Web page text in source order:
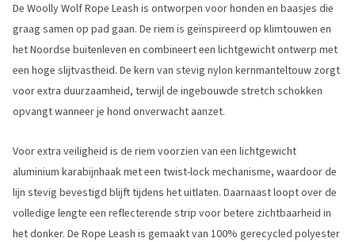
De Woolly Wolf Rope Leash is ontworpen voor honden en baasjes die
graag samen op pad gaan. De riem is geïnspireerd op klimtouwen en
het Noordse buitenleven en combineert een lichtgewicht ontwerp met
een hoge slijtvastheid. De kern van stevig nylon kernmanteltouw zorgt
voor extra duurzaamheid, terwijl de ingebouwde stretch schokken
opvangt wanneer je hond onverwacht aanzet.
Voor extra veiligheid is de riem voorzien van een lichtgewicht
aluminium karabijnhaak met een twist-lock mechanisme, waardoor de
lijn stevig bevestigd blijft tijdens het uitlaten. Daarnaast loopt over de
volledige lengte een reflecterende strip voor betere zichtbaarheid in
het donker. De Rope Leash is gemaakt van 100% gerecycled polyester